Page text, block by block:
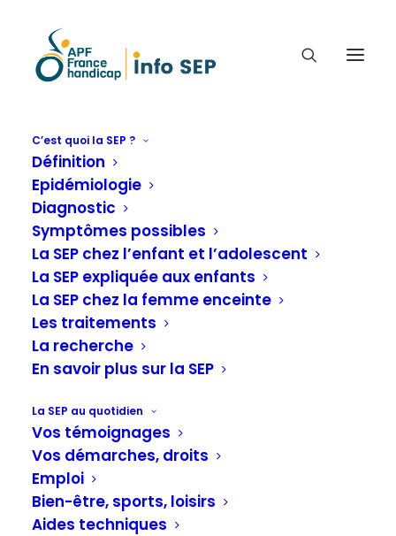
C’est quoi la SEP ?
Définition
Epidémiologie
Diagnostic
Symptômes possibles
La SEP chez l’enfant et l’adolescent
La SEP expliquée aux enfants
La SEP chez la femme enceinte
Les traitements
La recherche
En savoir plus sur la SEP
La SEP au quotidien
Vos témoignages
Vos démarches, droits
Emploi
Bien-être, sports, loisirs
Aides techniques
J'AI DIT MON EMPLOYEUR
QUE J'AVAIS UNE SCLÉROSE
EN PLAQUES, JEANNE
TÉMOIGNE (54 ANS)
J'ai dit mon employeur que j'avais une sclérose
en plaques
Vie professionnelle
J'ai dit mon employeur que j'avais une
sclérose en plaques
J’ai dit mon employeur que j’avais une
sclérose en plaques, Jeanne témoigne (54 ans)